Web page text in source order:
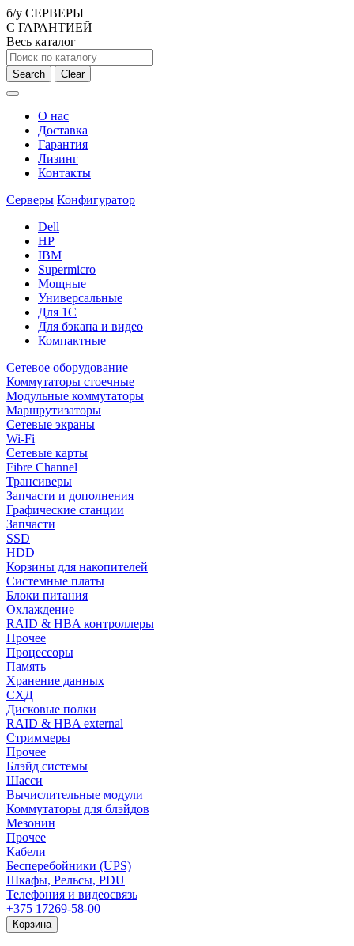
б/у СЕРВЕРЫ
С ГАРАНТИЕЙ
Весь каталог
Search Clear
О нас
Доставка
Гарантия
Лизинг
Контакты
Серверы Конфигуратор
Dell
HP
IBM
Supermicro
Мощные
Универсальные
Для 1С
Для бэкапа и видео
Компактные
Сетевое оборудование
Коммутаторы стоечные
Модульные коммутаторы
Маршрутизаторы
Сетевые экраны
Wi-Fi
Сетевые карты
Fibre Channel
Трансиверы
Запчасти и дополнения
Графические станции
Запчасти
SSD
HDD
Корзины для накопителей
Системные платы
Блоки питания
Охлаждение
RAID & HBA контроллеры
Прочее
Процессоры
Память
Хранение данных
СХД
Дисковые полки
RAID & HBA external
Стриммеры
Прочее
Блэйд системы
Шасси
Вычислительные модули
Коммутаторы для блэйдов
Мезонин
Прочее
Кабели
Бесперебойники (UPS)
Шкафы, Рельсы, PDU
Телефония и видеосвязь
+375 17269-58-00
Корзина